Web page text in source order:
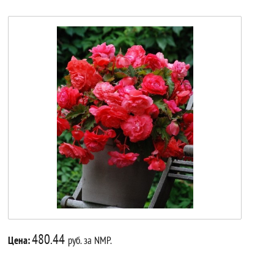
Цена:480.44 руб. за NMP.